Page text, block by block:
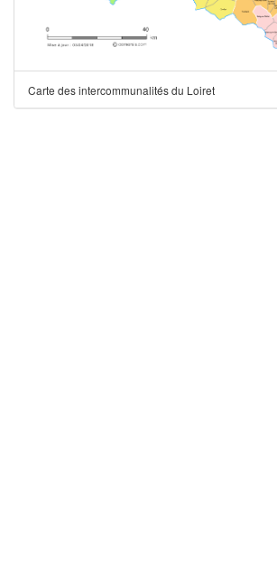
Carte des intercommunalités du Loiret